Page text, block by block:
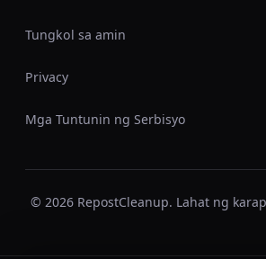
Tungkol sa amin
Privacy
Mga Tuntunin ng Serbisyo
© 2026 RepostCleanup. Lahat ng